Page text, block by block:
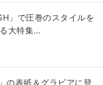
」で圧巻のスタイルを
大特集…
の表紙＆グラビアに登